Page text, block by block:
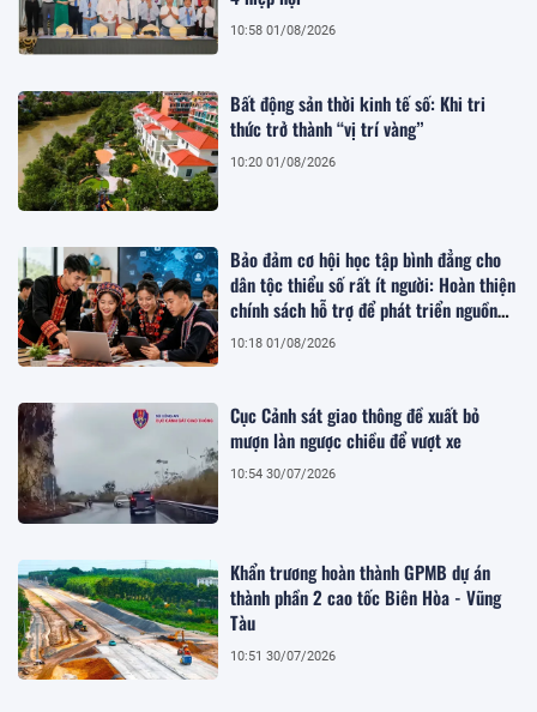
10:58 01/08/2026
Bất động sản thời kinh tế số: Khi tri
thức trở thành “vị trí vàng”
10:20 01/08/2026
Bảo đảm cơ hội học tập bình đẳng cho
dân tộc thiểu số rất ít người: Hoàn thiện
chính sách hỗ trợ để phát triển nguồn
nhân lực bền vững
10:18 01/08/2026
Cục Cảnh sát giao thông đề xuất bỏ
mượn làn ngược chiều để vượt xe
10:54 30/07/2026
Khẩn trương hoàn thành GPMB dự án
thành phần 2 cao tốc Biên Hòa - Vũng
Tàu
10:51 30/07/2026